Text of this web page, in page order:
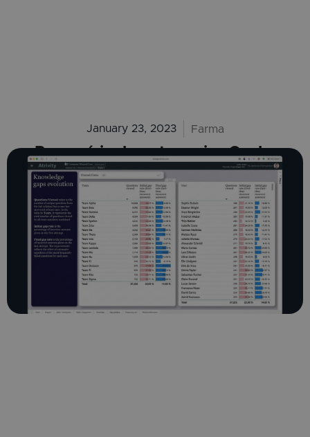
January 23, 2023 Farma
Por qué incluso tu mejor Cycle
Meeting no siempre se
traduce en una mejor
ejecución en campo, y cómo
evitarlo
Descubre por qué el aprendizaje
continuo marca la diferencia tras un
Cycle Meeting.